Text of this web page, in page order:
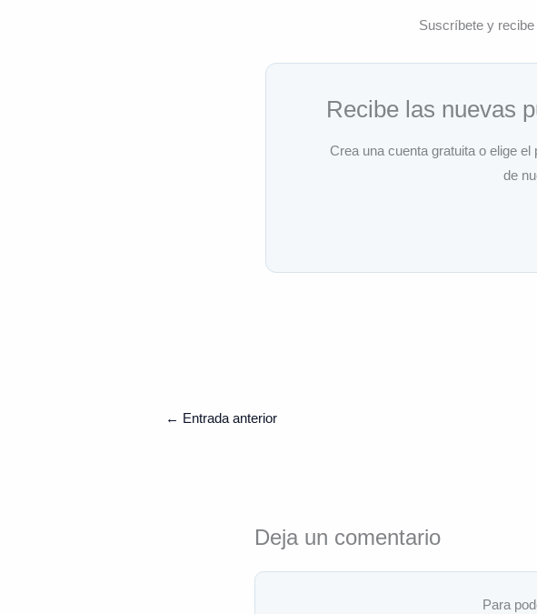
Suscríbete y
Recibe las nuevas
Crea una cuenta gratuita o elige
de
← Entrada anterior
Deja un comentario
Para